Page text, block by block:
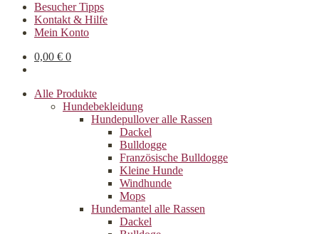
Besucher Tipps
Kontakt & Hilfe
Mein Konto
0,00 € 0
Alle Produkte
Hundebekleidung
Hundepullover alle Rassen
Dackel
Bulldogge
Französische Bulldogge
Kleine Hunde
Windhunde
Mops
Hundemantel alle Rassen
Dackel